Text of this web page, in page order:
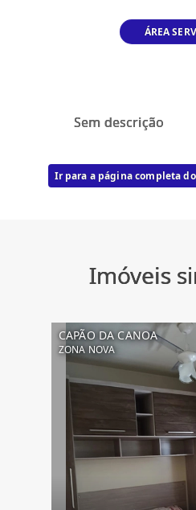
ÁREA
Sem descrição
Ir para a página completa
Imóveis
CAPÃO DA CANOA
ZONA NOVA